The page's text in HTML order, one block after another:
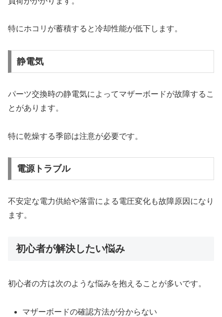
特にホコリが蓄積すると冷却性能が低下します。
静電気
パーツ交換時の静電気によってマザーボードが故障するこ
とがあります。
特に乾燥する季節は注意が必要です。
電源トラブル
不安定な電力供給や落雷による電圧変化も故障原因になり
ます。
初心者が解決したい悩み
初心者の方は次のような悩みを抱えることが多いです。
マザーボードの確認方法が分からない